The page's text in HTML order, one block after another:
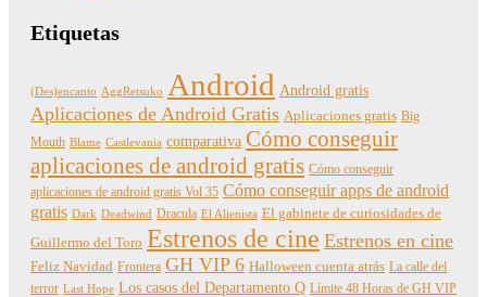
Etiquetas
(Des)encanto AggRetsuko Android Android gratis
Aplicaciones de Android Gratis Aplicaciones gratis Big
Mouth Blame Castlevania comparativa Cómo conseguir
aplicaciones de android gratis Cómo conseguir
aplicaciones de android gratis Vol 35 Cómo conseguir apps de android
gratis Dark Deadwind Dracula El Alienista El gabinete de curiosidades de
Guillermo del Toro Estrenos de cine Estrenos en cine
Feliz Navidad Frontera GH VIP 6 Halloween cuenta atrás La calle del
terror Last Hope Los casos del Departamento Q Límite 48 Horas de GH VIP